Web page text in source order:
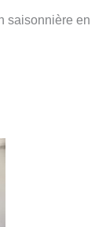
saisonnière en